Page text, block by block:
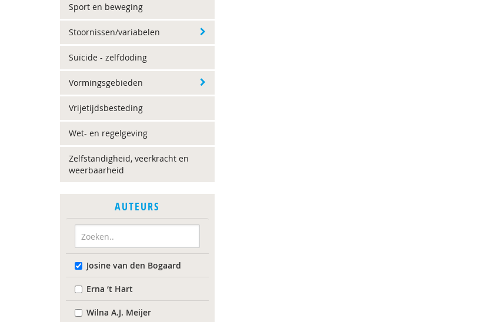
Sport en beweging
Stoornissen/variabelen
Suïcide - zelfdoding
Vormingsgebieden
Vrijetijdsbesteding
Wet- en regelgeving
Zelfstandigheid, veerkracht en
weerbaarheid
AUTEURS
Josine van den Bogaard
Erna ‘t Hart
Wilna A.J. Meijer